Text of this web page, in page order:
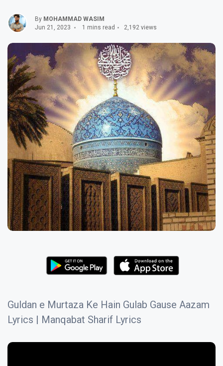
By MOHAMMAD WASIM
Jun 21, 2023
1 mins read 2,192 views
Guldan e Murtaza Ke Hain Gulab Gause Aazam
Lyrics | Manqabat Sharif Lyrics